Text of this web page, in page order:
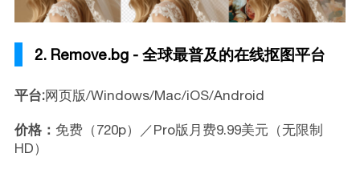
2. Remove.bg - 全球最普及的在线抠图平台
平台:网页版/Windows/Mac/iOS/Android
价格： 免费（720p）／Pro版月费9.99美元（无限制
HD）